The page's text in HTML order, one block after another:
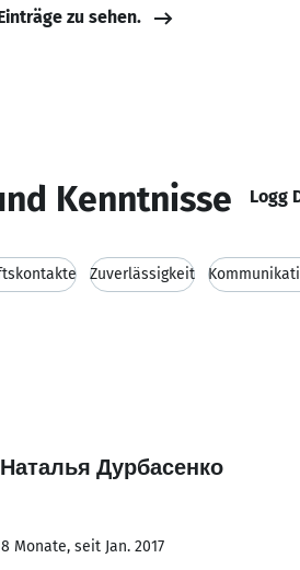
zu sehen.
Kenntnisse Logg
Zuverlässigkeit
Дурбасенко
Monate, seit Jan. 2017